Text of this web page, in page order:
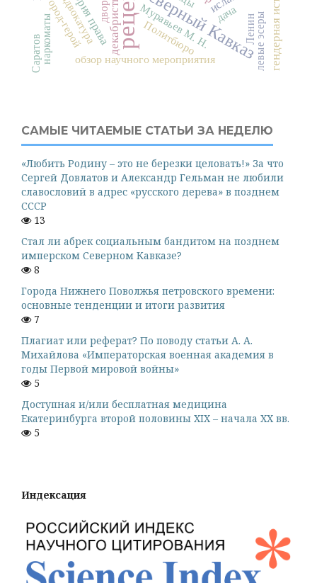
Северный Кавказ
декабристы гендерная история
адвокатура Муравьев М. Н.
город-герой Политбюро левые эсеры
наркоматы обзор научного мероприятия
Ленин
Саратов
двор дача
САМЫЕ ЧИТАЕМЫЕ СТАТЬИ ЗА НЕДЕЛЮ
«Любить Родину – это не березки целовать!» За что
Сергей Довлатов и Александр Гельман не любили
славословий в адрес «русского дерева» в позднем
СССР
13
Стал ли абрек социальным бандитом на позднем
имперском Северном Кавказе?
8
Города Нижнего Поволжья петровского времени:
основные тенденции и итоги развития
7
Плагиат или реферат? По поводу статьи А. А.
Михайлова «Императорская военная академия в
годы Первой мировой войны»
5
Доступная и/или бесплатная медицина
Екатеринбурга второй половины XIX – начала ХХ вв.
5
Индексация